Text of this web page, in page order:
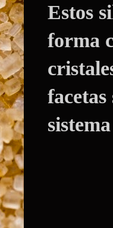
Estos
forma